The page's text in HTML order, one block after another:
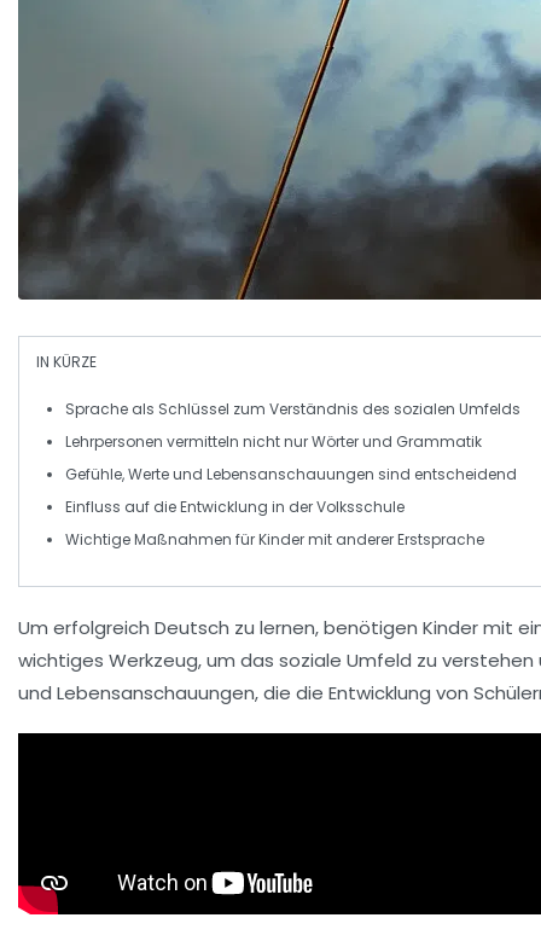
IN KÜRZE
Sprache als Schlüssel zum Verständnis des sozialen Umfelds
Lehrpersonen vermitteln nicht nurWörterund Grammatik
Gefühle,Werteund Lebensanschauungen sind entscheidend
Einfluss auf die Entwicklung in derVolksschule
Wichtige Maßnahmen für Kinder mit anderer Erstsprache
Um erfolgreich Deutsch zu lernen, benötigen Kinder mit
wichtiges Werkzeug, um das soziale Umfeld zu verstehen
und Lebensanschauungen, die die Entwicklung von